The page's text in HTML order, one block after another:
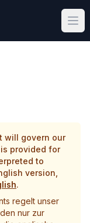
will govern our
provided for
to
version,
.
regelt unser
nur zur